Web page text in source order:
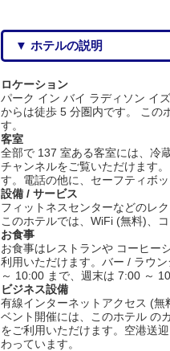
▼ ホテルの説明
ロケーション
パーク イン バイ ラディソン イ
からは徒歩 5 分圏内です。 この
す。
客室
全部で 137 室ある客室には、冷
チャンネルをご覧いただけます
す。電話の他に、セーフティボ
設備 / サービス
フィットネスセンターなどのレ
このホテルでは、WiFi (無料)、
お食事
お食事はレストランや コーヒー
利用いただけます。バー / ラウ
～ 10:00 まで、週末は 7:00 ～
ビジネス設備
有線インターネットアクセス (
ベント開催には、このホテル の
をご利用いただけます。空港送
わっています。